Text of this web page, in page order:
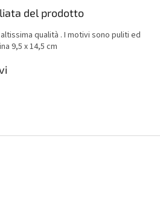
del prodotto
qualità . I motivi sono puliti ed
9,5 x 14,5 cm